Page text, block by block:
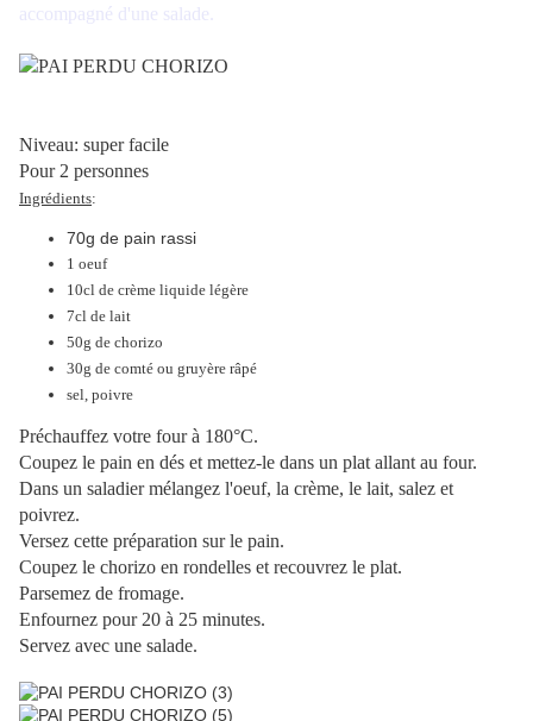
accompagné d'une salade.
Niveau: super facile
Pour 2 personnes
Ingrédients:
70g de pain rassi
1 oeuf
10cl de crème liquide légère
7cl de lait
50g de chorizo
30g de comté ou gruyère râpé
sel, poivre
Préchauffez votre four à 180°C.
Coupez le pain en dés et mettez-le dans un plat allant au four.
Dans un saladier mélangez l'oeuf, la crème, le lait, salez et
poivrez.
Versez cette préparation sur le pain.
Coupez le chorizo en rondelles et recouvrez le plat.
Parsemez de fromage.
Enfournez pour 20 à 25 minutes.
Servez avec une salade.